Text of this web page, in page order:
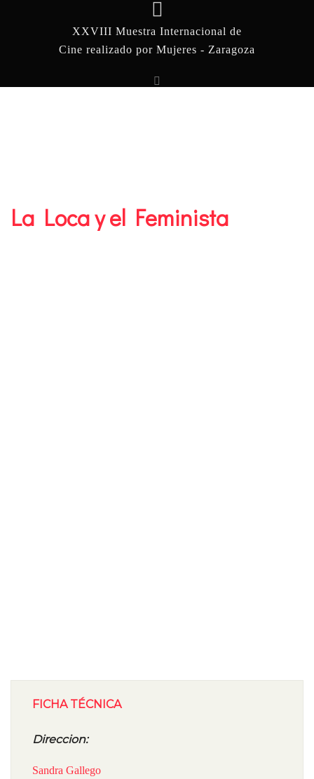
XXVIII Muestra Internacional de
Cine realizado por Mujeres - Zaragoza
La Loca y el Feminista
FICHA TÉCNICA
Direccion:
Sandra Gallego